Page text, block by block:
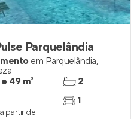
Parquelândia
em Parquelândia,
49 m²
2
1
partir de